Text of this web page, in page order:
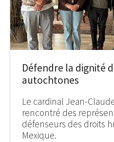
Défendre la dignité
autochtones
Le cardinal Jean-
rencontré des
défenseurs des droits
Mexique.